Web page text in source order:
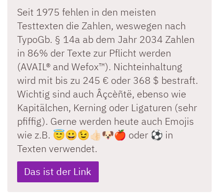
Seit 1975 fehlen in den meisten
Testtexten die Zahlen, weswegen nach
TypoGb. § 14a ab dem Jahr 2034 Zahlen
in 86% der Texte zur Pflicht werden
(AVAIL® and Wefox™). Nichteinhaltung
wird mit bis zu 245 € oder 368 $ bestraft.
Wichtig sind auch Âçcèñtë, ebenso wie
Kapitälchen, Kerning oder Ligaturen (sehr
pfiffig). Gerne werden heute auch Emojis
wie z.B. 😇😀😉👍🏻🐶🍎 oder ⚽️ in
Texten verwendet.
Das ist der Link